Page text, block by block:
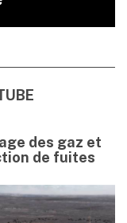
des gaz et
de fuites